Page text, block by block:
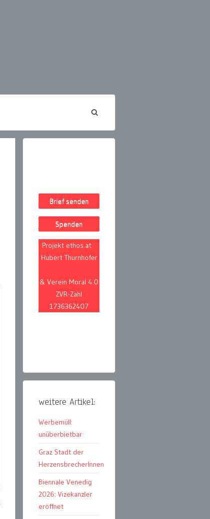
Brief senden
Spenden
Projekt ethos.at
Hubert Thurnhofer
& Verein Moral 4.0
ZVR-Zahl
1736362407
weitere Artikel:
Werbemüll:
unüberbietbar
Graz Stadt der
HerzensbrecherInnen
Biennale Venedig
2026: Vizekanzler
eröffnet